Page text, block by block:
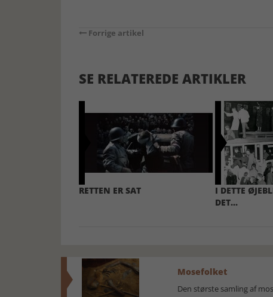
Forrige artikel
SE RELATEREDE ARTIKLER
RETTEN ER SAT
I DETTE
DET...
Mosefolket
Den største samling af